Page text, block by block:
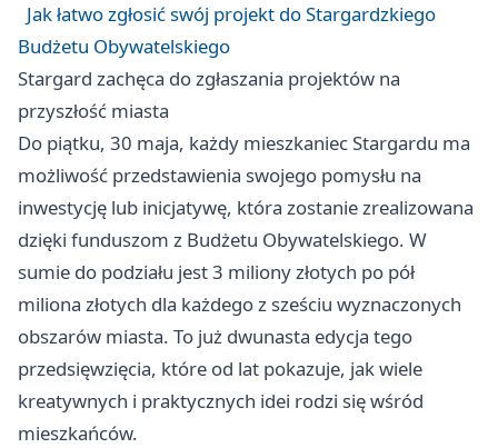
Jak łatwo zgłosić swój projekt do Stargardzkiego
Budżetu Obywatelskiego
Stargard zachęca do zgłaszania projektów na
przyszłość miasta
Do piątku, 30 maja, każdy mieszkaniec Stargardu ma
możliwość przedstawienia swojego pomysłu na
inwestycję lub inicjatywę, która zostanie zrealizowana
dzięki funduszom z Budżetu Obywatelskiego. W
sumie do podziału jest 3 miliony złotych po pół
miliona złotych dla każdego z sześciu wyznaczonych
obszarów miasta. To już dwunasta edycja tego
przedsięwzięcia, które od lat pokazuje, jak wiele
kreatywnych i praktycznych idei rodzi się wśród
mieszkańców.